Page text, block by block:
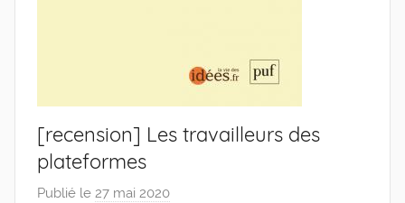
[recension] Les travailleurs des
plateformes
Publié le 27 mai 2020